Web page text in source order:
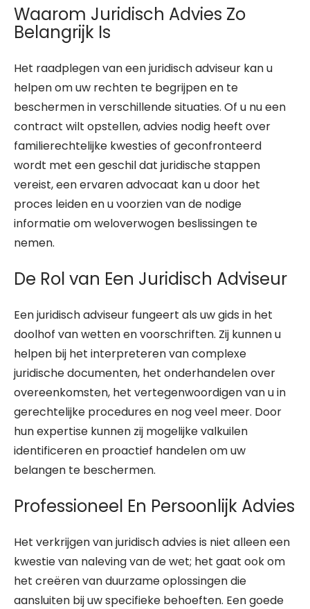
Waarom Juridisch Advies Zo
Belangrijk Is
Het raadplegen van een juridisch adviseur kan u
helpen om uw rechten te begrijpen en te
beschermen in verschillende situaties. Of u nu een
contract wilt opstellen, advies nodig heeft over
familierechtelijke kwesties of geconfronteerd
wordt met een geschil dat juridische stappen
vereist, een ervaren advocaat kan u door het
proces leiden en u voorzien van de nodige
informatie om weloverwogen beslissingen te
nemen.
De Rol van Een Juridisch Adviseur
Een juridisch adviseur fungeert als uw gids in het
doolhof van wetten en voorschriften. Zij kunnen u
helpen bij het interpreteren van complexe
juridische documenten, het onderhandelen over
overeenkomsten, het vertegenwoordigen van u in
gerechtelijke procedures en nog veel meer. Door
hun expertise kunnen zij mogelijke valkuilen
identificeren en proactief handelen om uw
belangen te beschermen.
Professioneel En Persoonlijk Advies
Het verkrijgen van juridisch advies is niet alleen een
kwestie van naleving van de wet; het gaat ook om
het creëren van duurzame oplossingen die
aansluiten bij uw specifieke behoeften. Een goede